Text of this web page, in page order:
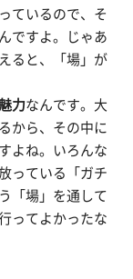
ているので、そ
ですよ。じゃあ
ると、「場」が
力なんです。大
から、その中に
よね。いろんな
っている「ガチ
「場」を通して
ってよかったな